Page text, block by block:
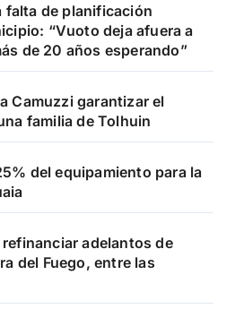
falta de planificación
“Vuoto deja afuera a
de 20 años esperando”
Camuzzi garantizar el
familia de Tolhuin
del equipamiento para la
adelantos de
del Fuego, entre las